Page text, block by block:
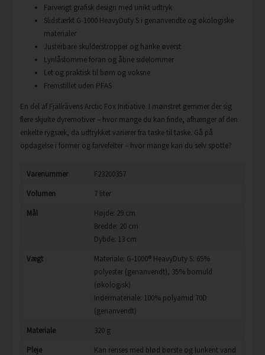
Farverigt grafisk design med unikt udtryk
Slidstærkt G-1000 HeavyDuty S i genanvendte og økologiske
materialer
Justerbare skulderstropper og hanke øverst
Lynlåslomme foran og åbne sidelommer
Let og praktisk til børn og voksne
Fremstillet uden PFAS
En del af Fjällrävens Arctic Fox Initiative. I mønstret gemmer der sig
flere skjulte dyremotiver – hvor mange du kan finde, afhænger af den
enkelte rygsæk, da udtrykket varierer fra taske til taske. Gå på
opdagelse i former og farvefelter – hvor mange kan du selv spotte?
Varenummer
F23200357
Volumen
7 liter
Mål
Højde: 29 cm
Bredde: 20 cm
Dybde: 13 cm
Vægt
Materiale: G-1000® HeavyDuty S: 65%
polyester (genanvendt), 35% bomuld
(økologisk)
Indermateriale: 100% polyamid 70D
(genanvendt)
Materiale
320 g
Pleje
Kan renses med blød børste og lunkent vand